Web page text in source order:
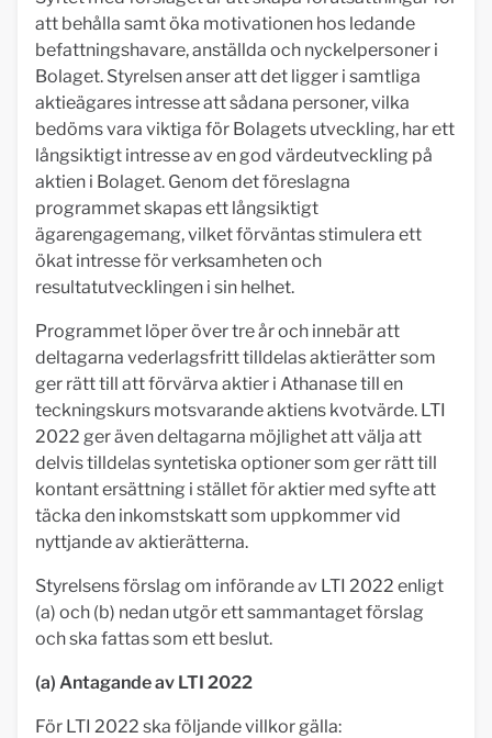
att behålla samt öka motivationen hos ledande
befattningshavare, anställda och nyckelpersoner i
Bolaget. Styrelsen anser att det ligger i samtliga
aktieägares intresse att sådana personer, vilka
bedöms vara viktiga för Bolagets utveckling, har ett
långsiktigt intresse av en god värdeutveckling på
aktien i Bolaget. Genom det föreslagna
programmet skapas ett långsiktigt
ägarengagemang, vilket förväntas stimulera ett
ökat intresse för verksamheten och
resultatutvecklingen i sin helhet.
Programmet löper över tre år och innebär att
deltagarna vederlagsfritt tilldelas aktierätter som
ger rätt till att förvärva aktier i Athanase till en
teckningskurs motsvarande aktiens kvotvärde. LTI
2022 ger även deltagarna möjlighet att välja att
delvis tilldelas syntetiska optioner som ger rätt till
kontant ersättning i stället för aktier med syfte att
täcka den inkomstskatt som uppkommer vid
nyttjande av aktierätterna.
Styrelsens förslag om införande av LTI 2022 enligt
(a) och (b) nedan utgör ett sammantaget förslag
och ska fattas som ett beslut.
(a) Antagande av LTI 2022
För LTI 2022 ska följande villkor gälla: